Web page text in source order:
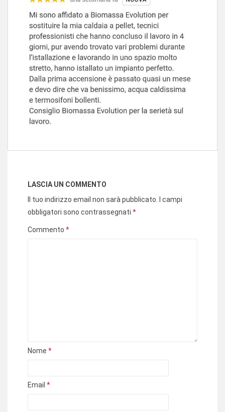
LASCIA UN COMMENTO
Il tuo indirizzo email non sarà pubblicato. I campi
obbligatori sono contrassegnati *
Commento *
Nome *
Email *